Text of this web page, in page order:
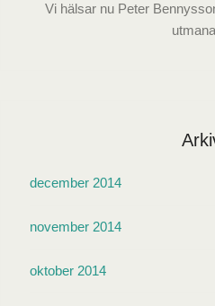
Vi hälsar nu Peter
december 2014
november 2014
oktober 2014